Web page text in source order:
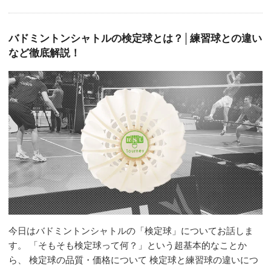
バドミントンシャトルの検定球とは？│練習球との違い
など徹底解説！
今日はバドミントンシャトルの「検定球」についてお話しま
す。 「そもそも検定球って何？」という超基本的なことか
ら、 検定球の品質・価格について 検定球と練習球の違いにつ